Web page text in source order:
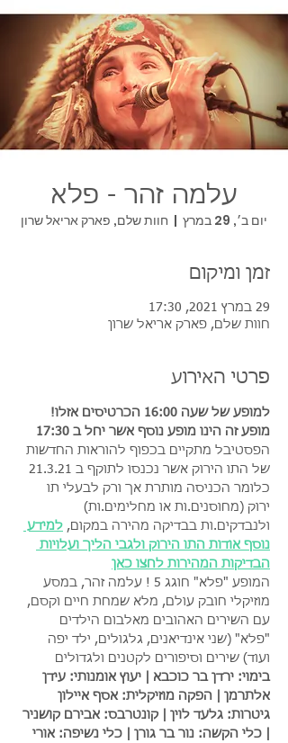
עלמה זהר - פלא
יום ב׳, 29 במרץ
  |
חוות שלם, פארק אריאל שרון
זמן ומיקום
29 במרץ 2021, 17:30
חוות שלם, פארק אריאל שרון
פרטי האירוע
למופע של שעה 16:00 הכרטיסים אזלו!
מופע זה הינו מופע נוסף אשר יחל ב 17:30
הפסטיבל מתקיים בכפוף להוראות החדשות
כלומר הכניסה מותרת אך ורק לבעלי תו
ירוק (מחוסנים.ות או מחלימים.ות)
ולנבדקים.ות בבדיקה מהירה במקום, למידע
נוסף אודות התו הירוק ולגבי הליך ועלויות
הבדיקות המהירות לחצו כאן
המופע "פלא" חוגג 5 ! עלמה זהר, במסע
מוזיקלי חובק עולם, מלא שמחת חיים וקסם,
עם השירים האהובים מאלבום הילדים
"פלא" (שני אינדיאנים, גלגולים, ילד יפה
ועוד) שירים וסיפורים לקטנים ולגדולים
בימוי: ירדן בר כוכבא | יעוץ אומנותי: עידן
אלתרמן | הפקה מוזיקלית: אסף איילון
גיטרות: גלעד לוין | קונטרבס: אבירם קושניר
| כלי הקשה: נור בר גורן | כלי נשיפה: אורי